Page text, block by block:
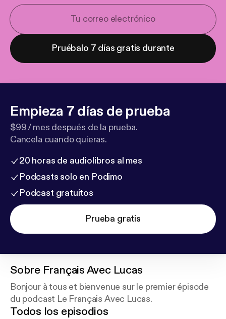
Pruébalo 7 días gratis durante
Empieza 7 días de prueba
$99 / mes después de la prueba.
Cancela cuando quieras.
20 horas de audiolibros al mes
Podcasts solo en Podimo
Podcast gratuitos
Prueba gratis
Sobre Français Avec Lucas
Bonjour à tous et bienvenue sur le premier épisode
du podcast Le Français Avec Lucas.
Todos los episodios